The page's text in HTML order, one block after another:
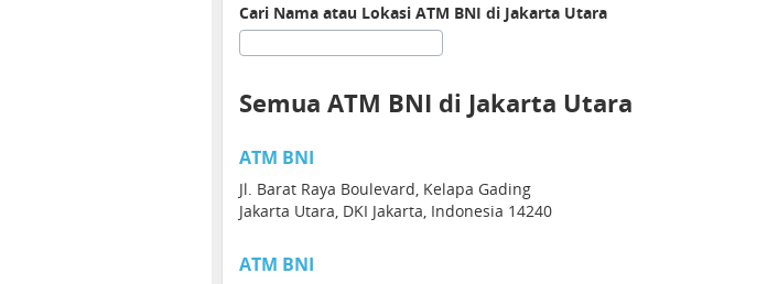
Cari Nama atau Lokasi ATM BNI di Jakarta Utara
Semua ATM BNI di Jakarta Utara
ATM BNI
Jl. Barat Raya Boulevard, Kelapa Gading
Jakarta Utara, DKI Jakarta, Indonesia 14240
ATM BNI